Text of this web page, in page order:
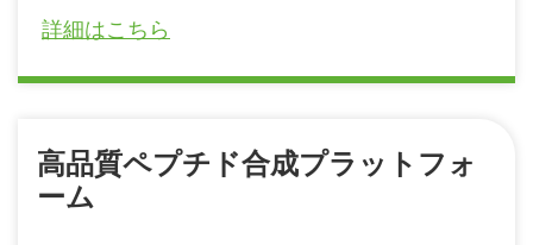
詳細はこちら
高品質ペプチド合成プラットフォ
ーム